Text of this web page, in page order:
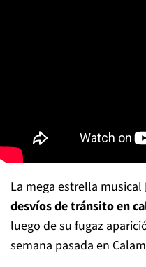
La mega estrella musical
desvíos de tránsito en
luego de su fugaz
semana pasada en